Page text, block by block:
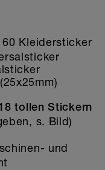
Kleidersticker
tollen Stickern
s. Bild)
und